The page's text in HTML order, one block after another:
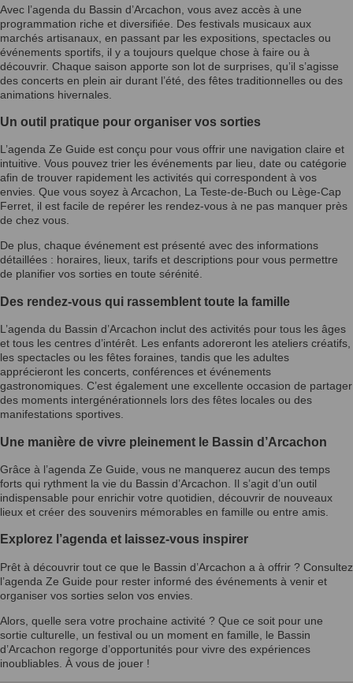
Avec l’agenda du Bassin d’Arcachon, vous avez accès à une
programmation riche et diversifiée. Des festivals musicaux aux
marchés artisanaux, en passant par les expositions, spectacles ou
événements sportifs, il y a toujours quelque chose à faire ou à
découvrir. Chaque saison apporte son lot de surprises, qu’il s’agisse
des concerts en plein air durant l’été, des fêtes traditionnelles ou des
animations hivernales.
Un outil pratique pour organiser vos sorties
L’agenda Ze Guide est conçu pour vous offrir une navigation claire et
intuitive. Vous pouvez trier les événements par lieu, date ou catégorie
afin de trouver rapidement les activités qui correspondent à vos
envies. Que vous soyez à Arcachon, La Teste-de-Buch ou Lège-Cap
Ferret, il est facile de repérer les rendez-vous à ne pas manquer près
de chez vous.
De plus, chaque événement est présenté avec des informations
détaillées : horaires, lieux, tarifs et descriptions pour vous permettre
de planifier vos sorties en toute sérénité.
Des rendez-vous qui rassemblent toute la famille
L’agenda du Bassin d’Arcachon inclut des activités pour tous les âges
et tous les centres d’intérêt. Les enfants adoreront les ateliers créatifs,
les spectacles ou les fêtes foraines, tandis que les adultes
apprécieront les concerts, conférences et événements
gastronomiques. C’est également une excellente occasion de partager
des moments intergénérationnels lors des fêtes locales ou des
manifestations sportives.
Une manière de vivre pleinement le Bassin d’Arcachon
Grâce à l’agenda Ze Guide, vous ne manquerez aucun des temps
forts qui rythment la vie du Bassin d’Arcachon. Il s’agit d’un outil
indispensable pour enrichir votre quotidien, découvrir de nouveaux
lieux et créer des souvenirs mémorables en famille ou entre amis.
Explorez l’agenda et laissez-vous inspirer
Prêt à découvrir tout ce que le Bassin d’Arcachon a à offrir ? Consultez
l’agenda Ze Guide pour rester informé des événements à venir et
organiser vos sorties selon vos envies.
Alors, quelle sera votre prochaine activité ? Que ce soit pour une
sortie culturelle, un festival ou un moment en famille, le Bassin
d’Arcachon regorge d’opportunités pour vivre des expériences
inoubliables. À vous de jouer !